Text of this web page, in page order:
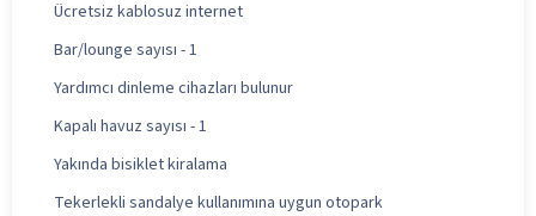
Ücretsiz kablosuz internet
Bar/lounge sayısı - 1
Yardımcı dinleme cihazları bulunur
Kapalı havuz sayısı - 1
Yakında bisiklet kiralama
Tekerlekli sandalye kullanımına uygun otopark